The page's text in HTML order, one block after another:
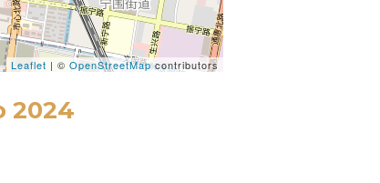
Leaflet | © OpenStreetMapcontributors
2024